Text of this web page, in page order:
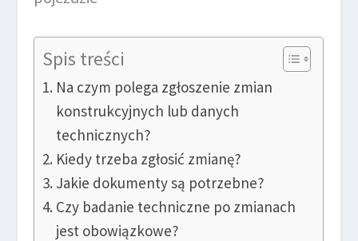
Spis treści
Na czym polega zgłoszenie zmian
konstrukcyjnych lub danych
technicznych?
Kiedy trzeba zgłosić zmianę?
Jakie dokumenty są potrzebne?
Czy badanie techniczne po zmianach
jest obowiązkowe?